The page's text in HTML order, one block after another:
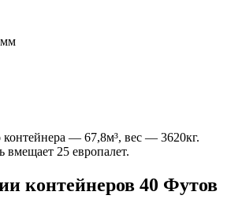
— 67,8м³, вес — 3620кг.
вмещает 25 европалет.
контейнеров 40 Футов